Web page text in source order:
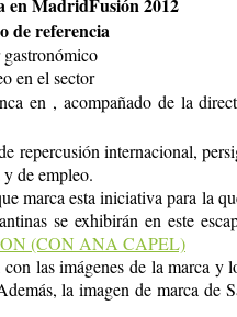
en MadridFusión 2012
de referencia
gastronómico
en el sector
en , acompañado de la
repercusión internacional,
de empleo.
marca esta iniciativa para la
se exhibirán en este
las imágenes de la marca y
la imagen de marca